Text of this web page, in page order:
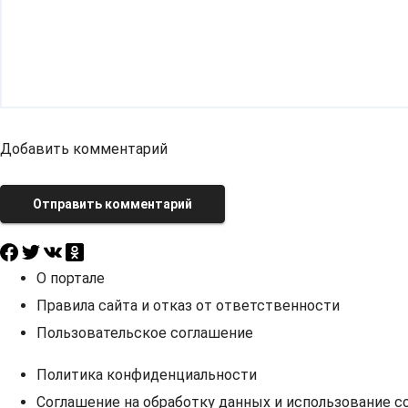
Добавить комментарий
Отправить комментарий
О портале
Правила сайта и отказ от ответственности
Пользовательское соглашение
Политика конфиденциальности
Соглашение на обработку данных и использование